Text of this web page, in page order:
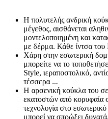
Η πολυτελής ανδρική
μέγεθος, αισθάνεται
μοντελοποιημένη και
με δέρμα. Κάθε ίντσα
Χάρη στην εσωτερική
μπορείτε να το
Style, ιεραποστολικό,
τέσσερα ...
Η αρσενική κούκλα του
εκατοστών από κορυφαία
τεχνολογία στο
μπορεί να σπρώξει